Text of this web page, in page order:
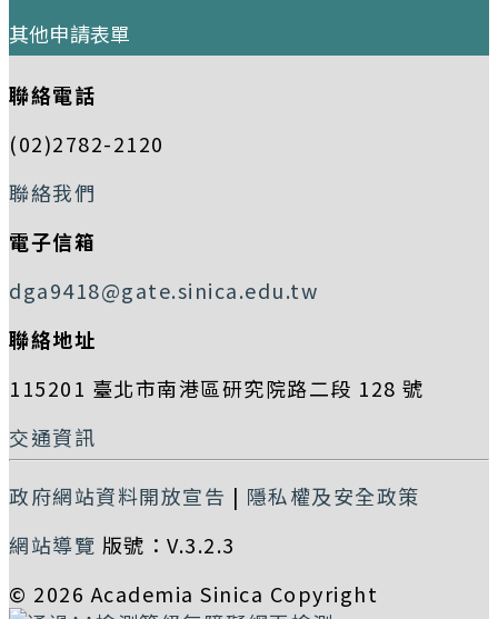
其他申請表單
聯絡電話
(02)2782-2120
聯絡我們
電子信箱
dga9418@gate.sinica.edu.tw
聯絡地址
115201 臺北市南港區研究院路二段 128 號
交通資訊
政府網站資料開放宣告 | 隱私權及安全政策
網站導覽 版號：V.3.2.3
© 2026 Academia Sinica Copyright